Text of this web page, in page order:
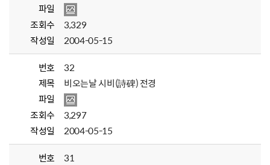
파일
조회수
3,329
작성일
2004-05-15
번호
32
제목
비오는날 시비(詩碑) 전경
파일
조회수
3,297
작성일
2004-05-15
번호
31